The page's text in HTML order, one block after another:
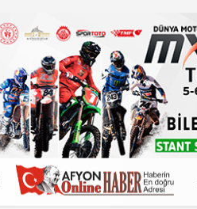
Künye İletişim Çerez Politikası